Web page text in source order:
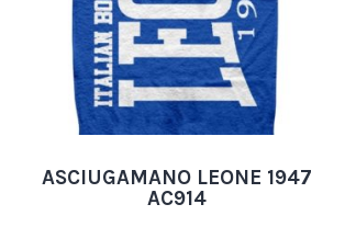
ASCIUGAMANO LEONE 1947
AC914